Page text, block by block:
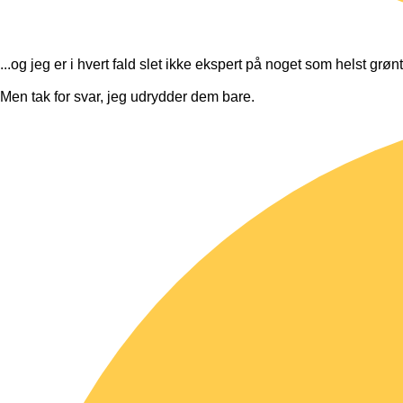
...og jeg er i hvert fald slet ikke ekspert på noget som helst
Men tak for svar, jeg udrydder dem bare.